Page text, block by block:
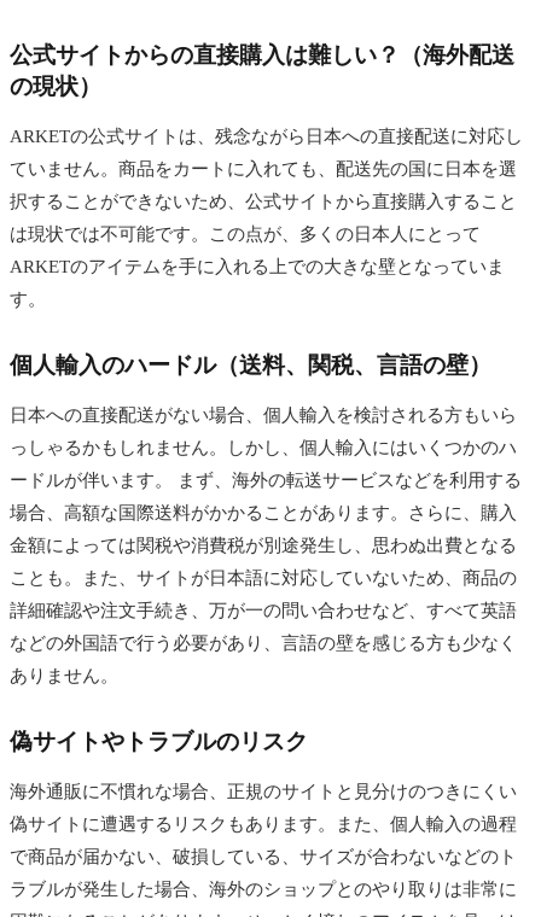
公式サイトからの直接購入は難しい？（海外配送
の現状）
ARKETの公式サイトは、残念ながら日本への直接配送に対応し
ていません。商品をカートに入れても、配送先の国に日本を選
択することができないため、公式サイトから直接購入すること
は現状では不可能です。この点が、多くの日本人にとって
ARKETのアイテムを手に入れる上での大きな壁となっていま
す。
個人輸入のハードル（送料、関税、言語の壁）
日本への直接配送がない場合、個人輸入を検討される方もいら
っしゃるかもしれません。しかし、個人輸入にはいくつかのハ
ードルが伴います。 まず、海外の転送サービスなどを利用する
場合、高額な国際送料がかかることがあります。さらに、購入
金額によっては関税や消費税が別途発生し、思わぬ出費となる
ことも。また、サイトが日本語に対応していないため、商品の
詳細確認や注文手続き、万が一の問い合わせなど、すべて英語
などの外国語で行う必要があり、言語の壁を感じる方も少なく
ありません。
偽サイトやトラブルのリスク
海外通販に不慣れな場合、正規のサイトと見分けのつきにくい
偽サイトに遭遇するリスクもあります。また、個人輸入の過程
で商品が届かない、破損している、サイズが合わないなどのト
ラブルが発生した場合、海外のショップとのやり取りは非常に